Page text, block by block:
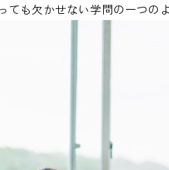
ても欠かせない学問の一つの